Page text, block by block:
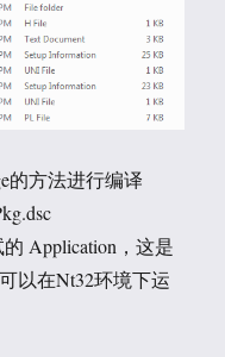
的方法进行编译
Application，这是
以在Nt32环境下运